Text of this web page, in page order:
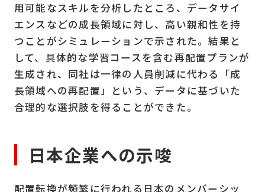
用可能なスキルを分析したところ、データサイ
エンスなどの成長領域に対し、高い親和性を持
つことがシミュレーションで示された。結果と
して、具体的な学習コースを含む再配置プランが
生成され、同社は一律の人員削減に代わる「成
長領域への再配置」という、データに基づいた
合理的な選択肢を得ることができた。
日本企業への示唆
配置転換が頻繁に行われる日本のメンバーシッ